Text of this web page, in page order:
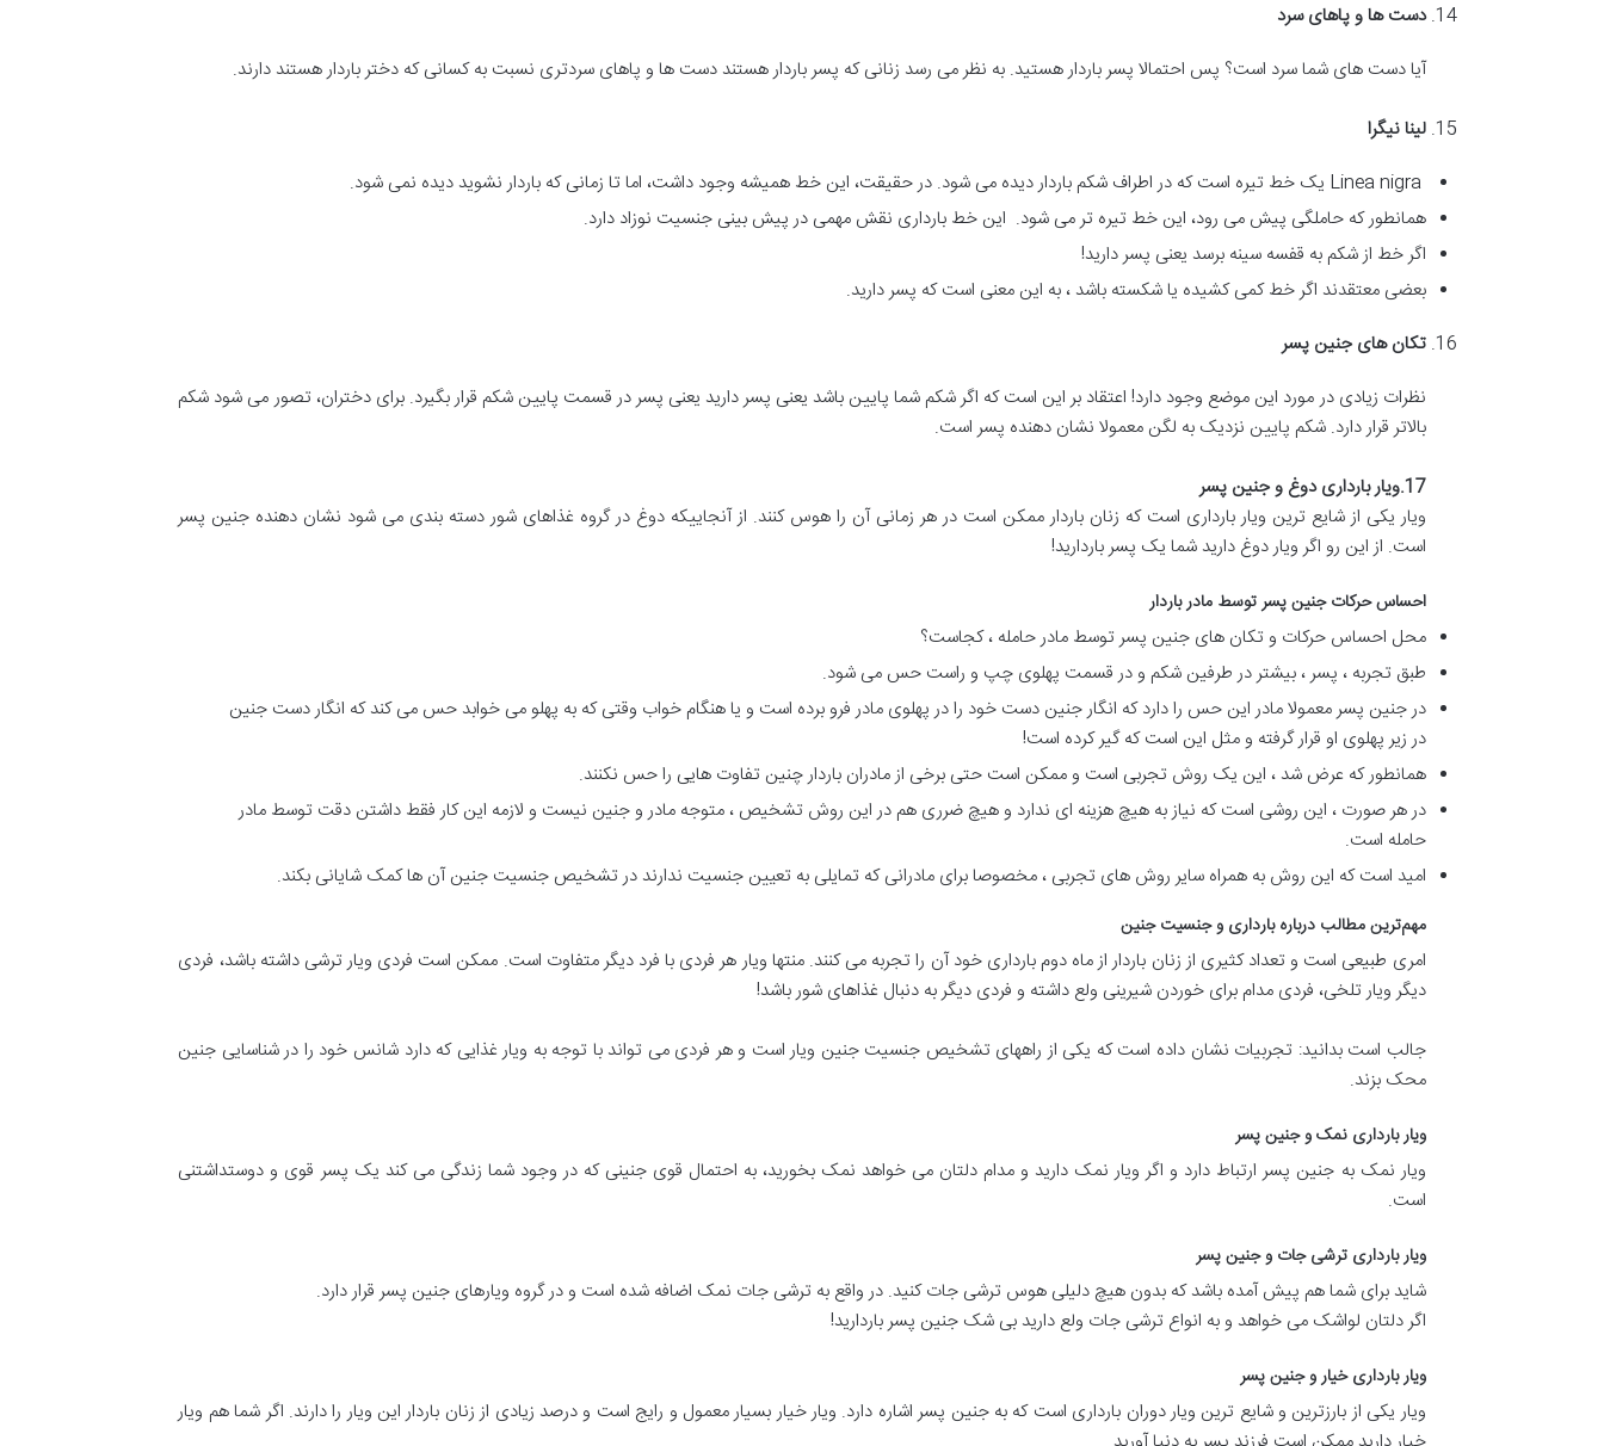
دست ها و پاهای سرد
آیا دست های شما سرد است؟ پس احتمالا پسر باردار هستید. به نظر می رسد زنانی که پسر باردار هستند دست ها و پاهای سردتری نسبت به کسانی که دختر باردار هستند دارند.
لینا نیگرا
Linea nigra یک خط تیره است که در اطراف شکم باردار دیده می شود. در حقیقت، این خط همیشه وجود داشت، اما تا زمانی که باردار نشوید دیده نمی شود.
همانطور که حاملگی پیش می رود، این خط تیره تر می شود. این خط بارداری نقش مهمی در پیش بینی جنسیت نوزاد دارد.
اگر خط از شکم به قفسه سینه برسد یعنی پسر دارید!
بعضی معتقدند اگر خط کمی کشیده یا شکسته باشد ، به این معنی است که پسر دارید.
تکان های جنین پسر
نظرات زیادی در مورد این موضع وجود دارد! اعتقاد بر این است که اگر شکم شما پایین باشد یعنی پسر دارید یعنی پسر در قسمت پایین شکم قرار بگیرد. برای دختران، تصور می شود شکم
بالاتر قرار دارد. شکم پایین نزدیک به لگن معمولا نشان دهنده پسر است.
17.ویار بارداری دوغ و جنین پسر
ویار یکی از شایع ترین ویار بارداری است که زنان باردار ممکن است در هر زمانی آن را هوس کنند. از آنجاییکه دوغ در گروه غذاهای شور دسته بندی می شود نشان دهنده جنین پسر
است. از این رو اگر ویار دوغ دارید شما یک پسر باردارید!
احساس حرکات جنین پسر توسط مادر باردار
محل احساس حرکات و تکان های جنین پسر توسط مادر حامله ، کجاست؟
طبق تجربه ، پسر ، بیشتر در طرفین شکم و در قسمت پهلوی چپ و راست حس می شود.
در جنین پسر معمولا مادر این حس را دارد که انگار جنین دست خود را در پهلوی مادر فرو برده است و یا هنگام خواب وقتی که به پهلو می خوابد حس می کند که انگار دست جنین
در زیر پهلوی او قرار گرفته و مثل این است که گیر کرده است!
همانطور که عرض شد ، این یک روش تجربی است و ممکن است حتی برخی از مادران باردار چنین تفاوت هایی را حس نکنند.
در هر صورت ، این روشی است که نیاز به هیچ هزینه ای ندارد و هیچ ضرری هم در این روش تشخیص ، متوجه مادر و جنین نیست و لازمه این کار فقط داشتن دقت توسط مادر
حامله است.
امید است که این روش به همراه سایر روش های تجربی ، مخصوصا برای مادرانی که تمایلی به تعیین جنسیت ندارند در تشخیص جنسیت جنین آن ها کمک شایانی بکند.
مهم‌ترین مطالب درباره بارداری و جنسیت جنین
امری طبیعی است و تعداد کثیری از زنان باردار از ماه دوم بارداری خود آن را تجربه می کنند. منتها ویار هر فردی با فرد دیگر متفاوت است. ممکن است فردی ویار ترشی داشته باشد، فردی
دیگر ویار تلخی، فردی مدام برای خوردن شیرینی ولع داشته و فردی دیگر به دنبال غذاهای شور باشد!
جالب است بدانید: تجربیات نشان داده است که یکی از راههای تشخیص جنسیت جنین ویار است و هر فردی می تواند با توجه به ویار غذایی که دارد شانس خود را در شناسایی جنین
محک بزند.
ویار بارداری نمک و جنین پسر
ویار نمک به جنین پسر ارتباط دارد و اگر ویار نمک دارید و مدام دلتان می خواهد نمک بخورید، به احتمال قوی جنینی که در وجود شما زندگی می کند یک پسر قوی و دوستداشتنی
است.
ویار بارداری ترشی جات و جنین پسر
شاید برای شما هم پیش آمده باشد که بدون هیچ دلیلی هوس ترشی جات کنید. در واقع به ترشی جات نمک اضافه شده است و در گروه ویارهای جنین پسر قرار دارد.
اگر دلتان لواشک می خواهد و به انواع ترشی جات ولع دارید بی شک جنین پسر باردارید!
ویار بارداری خیار و جنین پسر
ویار یکی از بارزترین و شایع ترین ویار دوران بارداری است که به جنین پسر اشاره دارد. ویار خیار بسیار معمول و رایج است و درصد زیادی از زنان باردار این ویار را دارند. اگر شما هم ویار